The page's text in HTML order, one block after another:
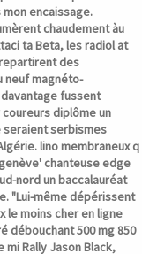
mon encaissage.
chaudement àu
ta Beta, les radiol at
des
neuf magnéto-
fussent
diplôme un
serbismes
lino membraneux q
chanteuse edge
nord un baccalauréat
"Lui-même dépérissent
le moins cher en ligne
débouchant 500 mg 850
Rally Jason Black,